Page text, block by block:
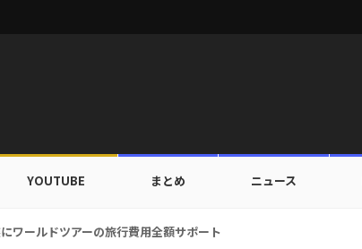
YOUTUBE まとめ ニュース
ワールドツアーの旅行費用全額サポート！22カ国・64都市以上